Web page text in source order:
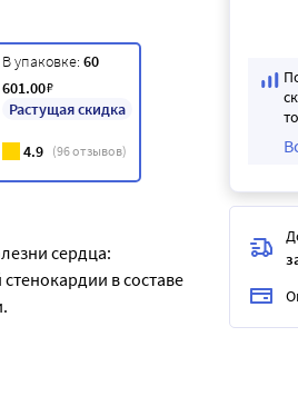
В упаковке: 60
601.00₽
Растущая скидка
4.9 (96отзывов)
сердца:
в составе